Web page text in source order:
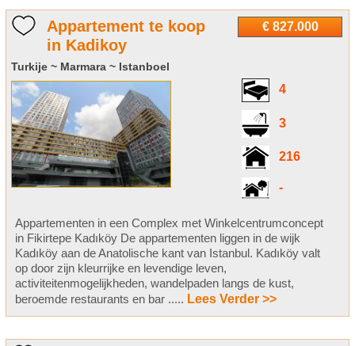
€ 827.000
Appartement te koop
in Kadikoy
Turkije ~ Marmara ~ Istanboel
4
3
216
-
Appartementen in een Complex met Winkelcentrumconcept
in Fikirtepe Kadıköy De appartementen liggen in de wijk
Kadıköy aan de Anatolische kant van Istanbul. Kadıköy valt
op door zijn kleurrijke en levendige leven,
activiteitenmogelijkheden, wandelpaden langs de kust,
beroemde restaurants en bar ..... Lees Verder >>